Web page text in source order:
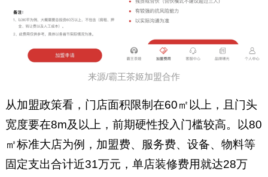
来源/霸王茶姬加盟合作
从加盟政策看，门店面积限制在60㎡以上，且门头
宽度要在8m及以上，前期硬性投入门槛较高。以80
㎡标准大店为例，加盟费、服务费、设备、物料等
固定支出合计近31万元，单店装修费用就达28万